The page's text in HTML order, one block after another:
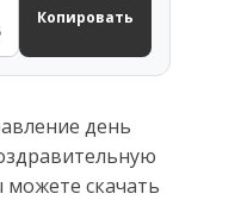
Копировать
день
скачать